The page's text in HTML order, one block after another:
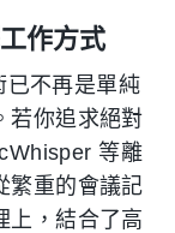
作方式
已不再是單純
若你追求絕對
等離
繁重的會議記
上，結合了高